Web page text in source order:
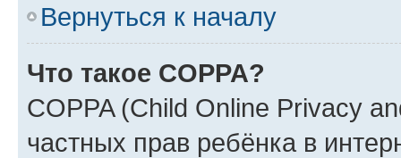
Вернуться к началу
Что такое COPPA?
COPPA (Child Online Privacy
частных прав ребёнка в